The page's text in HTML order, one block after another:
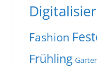
Fashion
Frühling